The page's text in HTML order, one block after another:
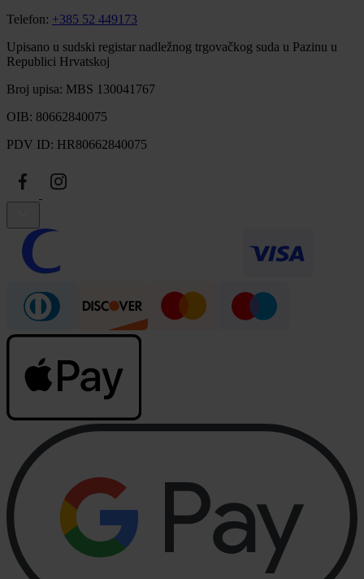
Telefon: +385 52 449173
Upisano u sudski registar nadležnog trgovačkog suda u Pazinu u
Republici Hrvatskoj
Broj upisa: MBS 130041767
OIB: 80662840075
PDV ID: HR80662840075